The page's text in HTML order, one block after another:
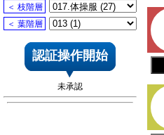
＜ 枝階層
＜ 葉階層
認証操作開始
未承認